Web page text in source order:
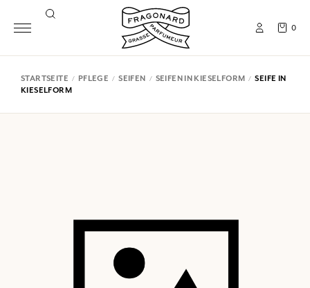
0
STARTSEITE PFLEGE SEIFEN SEIFEN IN KIESELFORM
SEIFE IN
KIESELFORM